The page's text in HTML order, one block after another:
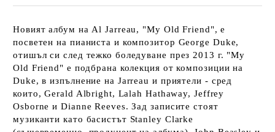
Новият албум на Al Jarreau, "My Old Friend", е
посветен на пианиста и композитор George Duke,
отишъл си след тежко боледуване през 2013 г. "My
Old Friend" е подбрана колекция от композиции на
Duke, в изпълнение на Jarreau и приятели - сред
които, Gerald Albright, Lalah Hathaway, Jeffrey
Osborne и Dianne Reeves. Зад записите стоят
музиканти като басистът Stanley Clarke